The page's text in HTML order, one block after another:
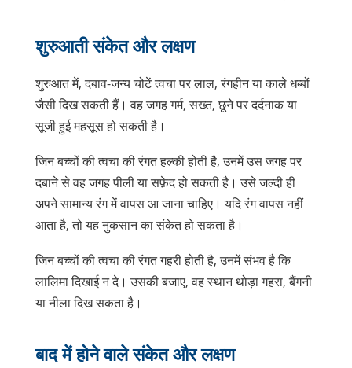
शुरुआती संकेत और लक्षण
शुरुआत में, दबाव-जन्य चोटें त्वचा पर लाल, रंगहीन या काले धब्बों
जैसी दिख सकती हैं। वह जगह गर्म, सख्त, छूने पर दर्दनाक या
सूजी हुई महसूस हो सकती है।
जिन बच्चों की त्वचा की रंगत हल्की होती है, उनमें उस जगह पर
दबाने से वह जगह पीली या सफ़ेद हो सकती है। उसे जल्दी ही
अपने सामान्य रंग में वापस आ जाना चाहिए। यदि रंग वापस नहीं
आता है, तो यह नुकसान का संकेत हो सकता है।
जिन बच्चों की त्वचा की रंगत गहरी होती है, उनमें संभव है कि
लालिमा दिखाई न दे। उसकी बजाए, वह स्थान थोड़ा गहरा, बैंगनी
या नीला दिख सकता है।
बाद में होने वाले संकेत और लक्षण